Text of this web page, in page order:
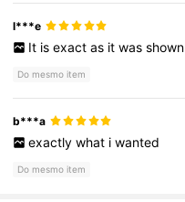
l***e
It is exact as it was shown
Do mesmo item
b***a
exactly what i wanted
Do mesmo item